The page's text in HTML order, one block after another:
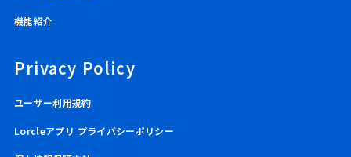
機能紹介
Privacy Policy
ユーザー利用規約
Lorcleアプリ プライバシーポリシー